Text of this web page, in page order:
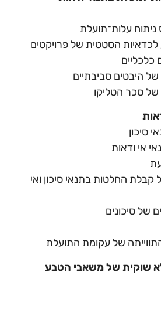
קבלת החלטות בתנאי סיכון ואי
של עקומת התועלת
שוקית של משאבי הטבע